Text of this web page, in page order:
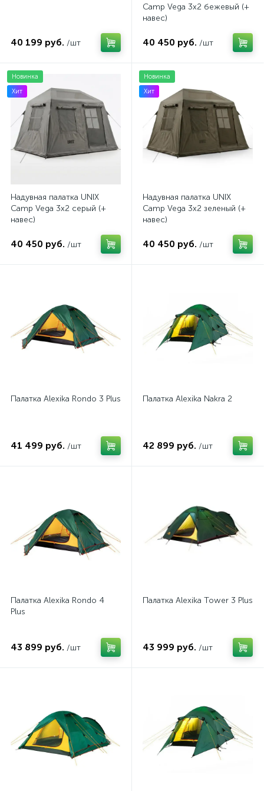
40 199 руб. /шт
Camp Vega 3х2 бежевый (+
навес)
40 450 руб. /шт
Новинка
Хит
Надувная палатка UNIX
Camp Vega 3х2 серый (+
навес)
40 450 руб. /шт
Новинка
Хит
Надувная палатка UNIX
Camp Vega 3х2 зеленый (+
навес)
40 450 руб. /шт
Палатка Alexika Rondo 3 Plus
41 499 руб. /шт
Палатка Alexika Nakra 2
42 899 руб. /шт
Палатка Alexika Rondo 4
Plus
43 899 руб. /шт
Палатка Alexika Tower 3 Plus
43 999 руб. /шт